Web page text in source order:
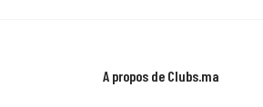
A propos de Clubs.ma